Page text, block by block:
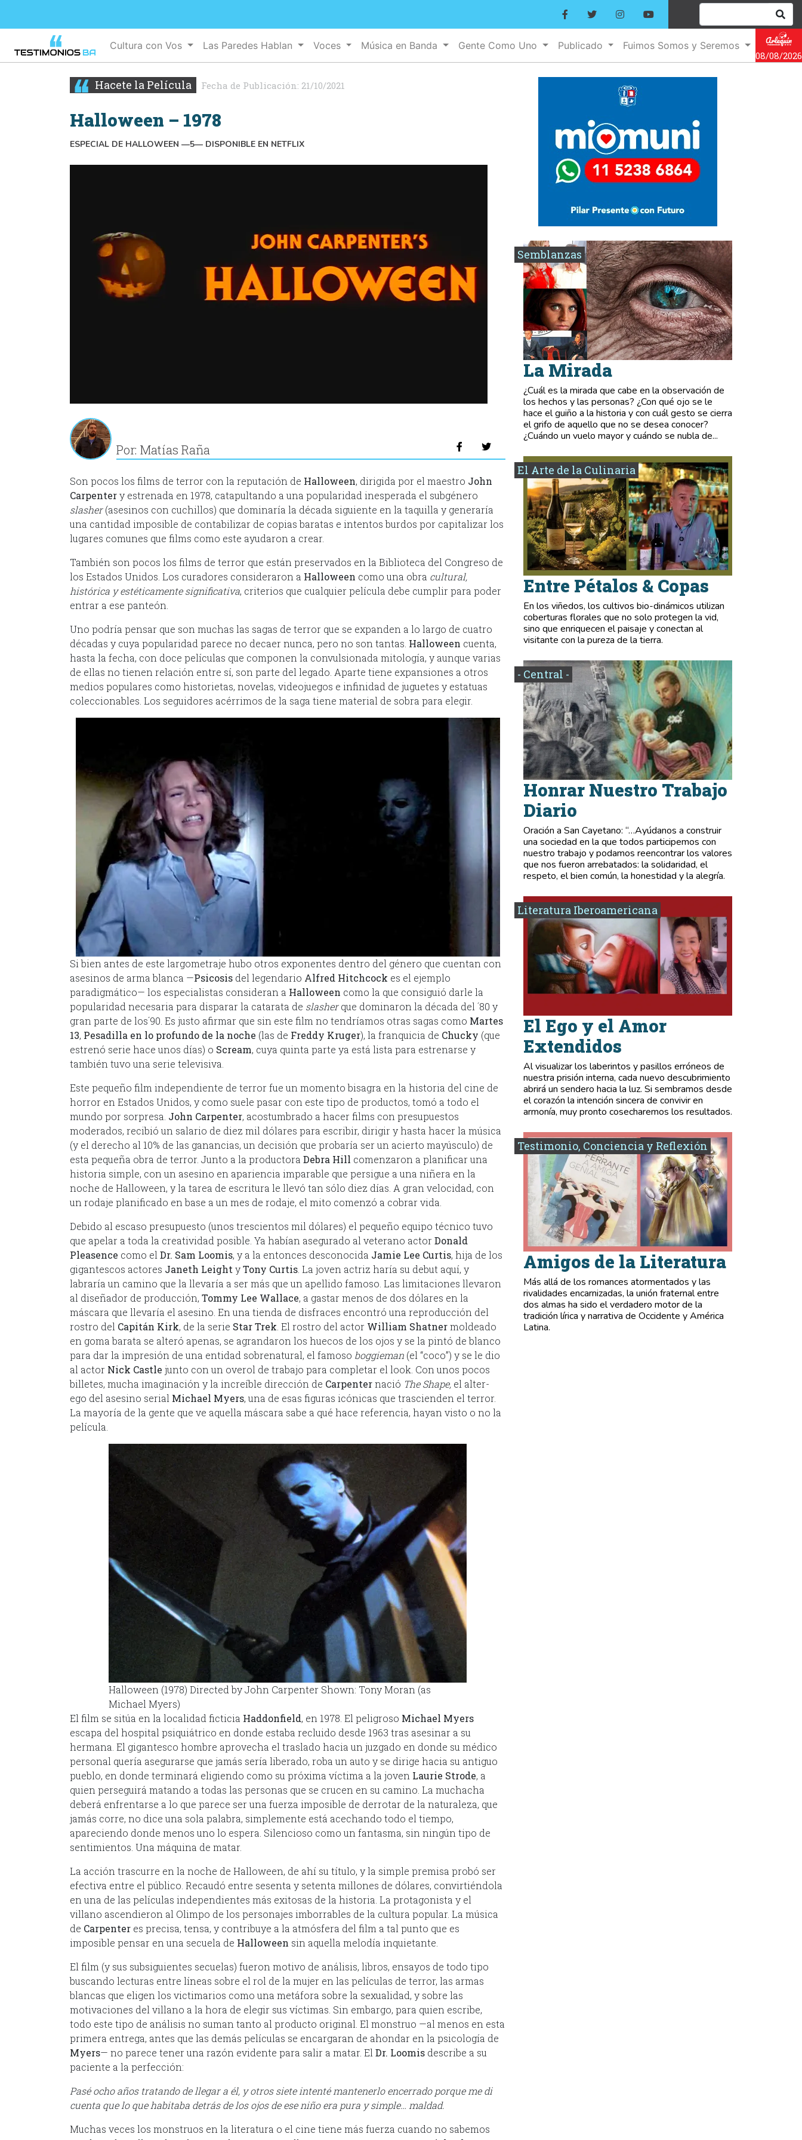
Cultura con Vos Las Paredes Hablan Voces Música en Banda Gente Como Uno Publicado
Fuimos Somos y Seremos
08/08/2026
Hacete la Película Fecha de Publicación: 21/10/2021
Halloween – 1978
ESPECIAL DE HALLOWEEN —5— DISPONIBLE EN NETFLIX
Por: Matías Raña
Son pocos los films de terror con la reputación de Halloween, dirigida por el maestro John
Carpentery estrenada en 1978, catapultando a una popularidad inesperada el subgénero
slasher(asesinos con cuchillos) que dominaría la década siguiente en la taquilla y generaría
una cantidad imposible de contabilizar de copias baratas e intentos burdos por capitalizar los
lugares comunes que films como este ayudaron a crear.
También son pocos los films de terror que están preservados en la Biblioteca del Congreso de
los Estados Unidos. Los curadores consideraron a Halloween como una obra cultural,
histórica y estéticamente significativa, criterios que cualquier película debe cumplir para poder
entrar a ese panteón.
Uno podría pensar que son muchas las sagas de terror que se expanden a lo largo de cuatro
décadas y cuya popularidad parece no decaer nunca, pero no son tantas. Halloween cuenta,
hasta la fecha, con doce películas que componen la convulsionada mitología, y aunque varias
de ellas no tienen relación entre sí, son parte del legado. Aparte tiene expansiones a otros
medios populares como historietas, novelas, videojuegos e infinidad de juguetes y estatuas
coleccionables. Los seguidores acérrimos de la saga tiene material de sobra para elegir.
Si bien antes de este largometraje hubo otros exponentes dentro del género que cuentan con
asesinos de arma blanca —Psicosis del legendario Alfred Hitchcock es el ejemplo
paradigmático— los especialistas consideran a Halloween como la que consiguió darle la
popularidad necesaria para disparar la catarata de slasherque dominaron la década del ´80 y
gran parte de los´90. Es justo afirmar que sin este film no tendríamos otras sagas como Martes
13, Pesadilla en lo profundo de la noche (las de Freddy Kruger), la franquicia de Chucky (que
estrenó serie hace unos días) o Scream, cuya quinta parte ya está lista para estrenarse y
también tuvo una serie televisiva.
Este pequeño film independiente de terror fue un momento bisagra en la historia del cine de
horror en Estados Unidos, y como suele pasar con este tipo de productos, tomó a todo el
mundo por sorpresa. John Carpenter, acostumbrado a hacer films con presupuestos
moderados, recibió un salario de diez mil dólares para escribir, dirigir y hasta hacer la música
(y el derecho al 10% de las ganancias, un decisión que probaría ser un acierto mayúsculo) de
esta pequeña obra de terror. Junto a la productora Debra Hill comenzaron a planificar una
historia simple, con un asesino en apariencia imparable que persigue a una niñera en la
noche de Halloween, y la tarea de escritura le llevó tan sólo diez días. A gran velocidad, con
un rodaje planificado en base a un mes de rodaje, el mito comenzó a cobrar vida.
Debido al escaso presupuesto (unos trescientos mil dólares) el pequeño equipo técnico tuvo
que apelar a toda la creatividad posible. Ya habían asegurado al veterano actorDonald
Pleasence como el Dr. Sam Loomis, y a la entonces desconocida Jamie Lee Curtis, hija de los
gigantescos actores Janeth Leight yTony Curtis . La joven actriz haría su debut aquí, y
labraría un camino que la llevaría a ser más que un apellido famoso. Las limitaciones llevaron
al diseñador de producción, Tommy Lee Wallace, a gastar menos de dos dólares en la
máscara que llevaría el asesino. En una tienda de disfraces encontró una reproducción del
rostro del Capitán Kirk, de la serie Star Trek . El rostro del actor William Shatnermoldeado
en goma barata se alteró apenas, se agrandaron los huecos de los ojos y se la pintó de blanco
para dar la impresión de una entidad sobrenatural, el famoso boggieman (el “coco”) y se le dio
al actor Nick Castle junto con un overol de trabajo para completar el look. Con unos pocos
billetes, mucha imaginación y la increíble dirección de Carpenternació The Shape, el alter-
ego del asesino serial Michael Myers, una de esas figuras icónicas que trascienden el terror.
La mayoría de la gente que ve aquella máscara sabe a qué hace referencia, hayan visto o no la
película.
Halloween (1978) Directed by John Carpenter Shown: Tony Moran (as
Michael Myers)
El film se sitúa en la localidad ficticia Haddonfield, en 1978. El peligroso Michael Myers
escapa del hospital psiquiátrico en donde estaba recluido desde 1963 tras asesinar a su
hermana. El gigantesco hombre aprovecha el traslado hacia un juzgado en donde su médico
personal quería asegurarse que jamás sería liberado, roba un auto y se dirige hacia su antiguo
pueblo, en donde terminará eligiendo como su próxima víctima a la joven Laurie Strode, a
quien perseguirá matando a todas las personas que se crucen en su camino. La muchacha
deberá enfrentarse a lo que parece ser una fuerza imposible de derrotar de la naturaleza, que
jamás corre, no dice una sola palabra, simplemente está acechando todo el tiempo,
apareciendo donde menos uno lo espera. Silencioso como un fantasma, sin ningún tipo de
sentimientos. Una máquina de matar.
La acción trascurre en la noche de Halloween, de ahí su título, y la simple premisa probó ser
efectiva entre el público. Recaudó entre sesenta y setenta millones de dólares, convirtiéndola
en una de las películas independientes más exitosas de la historia. La protagonista y el
villano ascendieron al Olimpo de los personajes imborrables de la cultura popular. La música
de Carpenter es precisa, tensa, y contribuye a la atmósfera del film a tal punto que es
imposible pensar en una secuela de Halloween sin aquella melodía inquietante.
El film (y sus subsiguientes secuelas) fueron motivo de análisis, libros, ensayos de todo tipo
buscando lecturas entre líneas sobre el rol de la mujer en las películas de terror, las armas
blancas que eligen los victimarios como una metáfora sobre la sexualidad, y sobre las
motivaciones del villano a la hora de elegir sus víctimas. Sin embargo, para quien escribe,
todo este tipo de análisis no suman tanto al producto original. El monstruo —al menos en esta
primera entrega, antes que las demás películas se encargaran de ahondar en la psicología de
Myers— no parece tener una razón evidente para salir a matar. El Dr. Loomis describe a su
paciente a la perfección:
Pasé ocho años tratando de llegar a él, y otros siete intenté mantenerlo encerrado porque me di
cuenta que lo que habitaba detrás de los ojos de ese niño era pura y simple… maldad.
Muchas veces los monstruos en la literatura o el cine tiene más fuerza cuando no sabemos
Semblanzas
La Mirada
¿Cuál es la mirada que cabe en la observación de
los hechos y las personas? ¿Con qué ojo se le
hace el guiño a la historia y con cuál gesto se cierra
el grifo de aquello que no se desea conocer?
¿Cuándo un vuelo mayor y cuándo se nubla de...
El Arte de la Culinaria
Entre Pétalos & Copas
En los viñedos, los cultivos bio-dinámicos utilizan
coberturas florales que no solo protegen la vid,
sino que enriquecen el paisaje y conectan al
visitante con la pureza de la tierra.
- Central -
Honrar Nuestro Trabajo
Diario
Oración a San Cayetano: “…Ayúdanos a construir
una sociedad en la que todos participemos con
nuestro trabajo y podamos reencontrar los valores
que nos fueron arrebatados: la solidaridad, el
respeto, el bien común, la honestidad y la alegría.
Literatura Iberoamericana
El Ego y el Amor
Extendidos
Al visualizar los laberintos y pasillos erróneos de
nuestra prisión interna, cada nuevo descubrimiento
abrirá un sendero hacia la luz. Si sembramos desde
el corazón la intención sincera de convivir en
armonía, muy pronto cosecharemos los resultados.
Testimonio, Conciencia y Reflexión
Amigos de la Literatura
Más allá de los romances atormentados y las
rivalidades encarnizadas, la unión fraternal entre
dos almas ha sido el verdadero motor de la
tradición lírica y narrativa de Occidente y América
Latina.